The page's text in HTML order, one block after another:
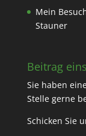
Mein
Stauner
Beitrag
Sie haben
Stelle gerne
Schicken Sie